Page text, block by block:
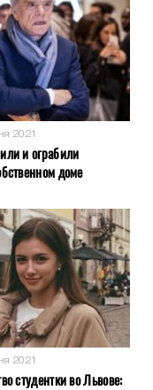
2021
и ограбили
доме
2021
студентки во Львове: